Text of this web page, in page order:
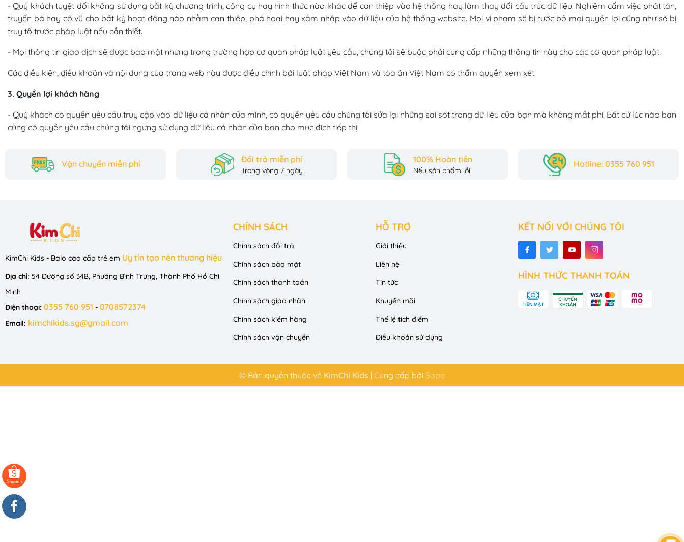
- Quý khách tuyệt đối không sử dụng bất kỳ chương trình, công cụ hay hình thức nào khác để can thiệp vào hệ thống hay làm thay đổi cấu trúc dữ liệu. Nghiêm cấm việc phát tán,
truyền bá hay cổ vũ cho bất kỳ hoạt động nào nhằm can thiệp, phá hoại hay xâm nhập vào dữ liệu của hệ thống website. Mọi vi phạm sẽ bị tước bỏ mọi quyền lợi cũng như sẽ bị
truy tố trước pháp luật nếu cần thiết.
- Mọi thông tin giao dịch sẽ được bảo mật nhưng trong trường hợp cơ quan pháp luật yêu cầu, chúng tôi sẽ buộc phải cung cấp những thông tin này cho các cơ quan pháp luật.
Các điều kiện, điều khoản và nội dung của trang web này được điều chỉnh bởi luật pháp Việt Nam và tòa án Việt Nam có thẩm quyền xem xét.
3. Quyền lợi khách hàng
- Quý khách có quyền yêu cầu truy cập vào dữ liệu cá nhân của mình, có quyền yêu cầu chúng tôi sửa lại những sai sót trong dữ liệu của bạn mà không mất phí. Bất cứ lúc nào bạn
cũng có quyền yêu cầu chúng tôi ngưng sử dụng dữ liệu cá nhân của bạn cho mục đích tiếp thị.
Vận chuyển miễn phí Đổi trả miễn phí
Trong vòng 7 ngày
100% Hoàn tiền
Nếu sản phẩm lỗi
Hotline: 0355 760 951
KimChi Kids - Balo cao cấp trẻ em Uy tín tạo nên thương hiệu
Địa chỉ: 54 Đường số 34B, Phường Bình Trưng, Thành Phố Hồ Chí
Minh
Điện thoại: 0355 760 951 - 0708572374
Email: kimchikids.sg@gmail.com
CHÍNH SÁCH
Chính sách đổi trả
Chính sách bảo mật
Chính sách thanh toán
Chính sách giao nhận
Chính sách kiểm hàng
Chính sách vận chuyển
HỖ TRỢ
Giới thiệu
Liên hệ
Tin tức
Khuyến mãi
Thể lệ tích điểm
Điều khoản sử dụng
KẾT NỐI VỚI CHÚNG TÔI
HÌNH THỨC THANH TOÁN
© Bản quyền thuộc về KimChi Kids | Cung cấp bởi Sapo